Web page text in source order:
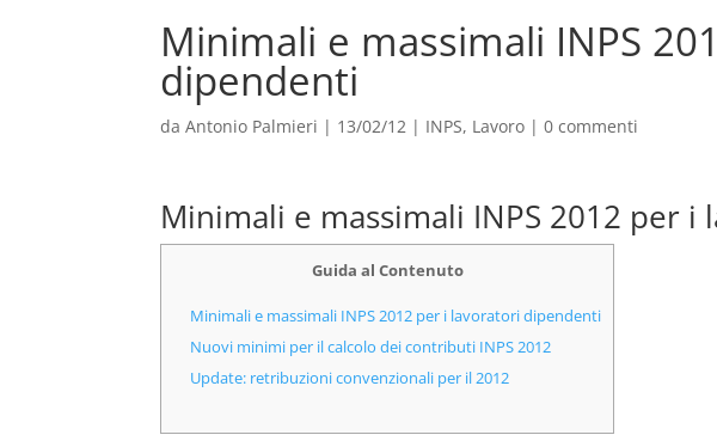
Minimali e massimali INPS
dipendenti
daAntonio Palmieri | 13/02/12 | INPS, Lavoro |0 commenti
Minimali e massimali INPS 2012 per
Guida al Contenuto
Minimali e massimali INPS 2012 per i lavoratori dipendenti
Nuovi minimi per il calcolo dei contributi INPS 2012
Update: retribuzioni convenzionali per il 2012